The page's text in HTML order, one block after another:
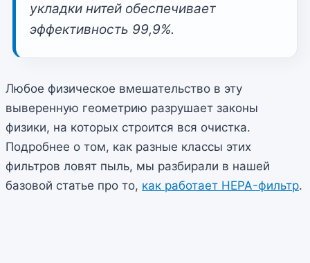
укладки нитей обеспечивает
эффективность 99,9%.
Любое физическое вмешательство в эту
выверенную геометрию разрушает законы
физики, на которых строится вся очистка.
Подробнее о том, как разные классы этих
фильтров ловят пыль, мы разбирали в нашей
базовой статье про то, как работает HEPA-фильтр.